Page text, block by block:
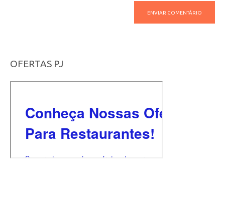
OFERTAS PJ